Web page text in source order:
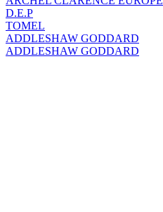
D.E.P
TOMEL
ADDLESHAW GODDARD
ADDLESHAW GODDARD